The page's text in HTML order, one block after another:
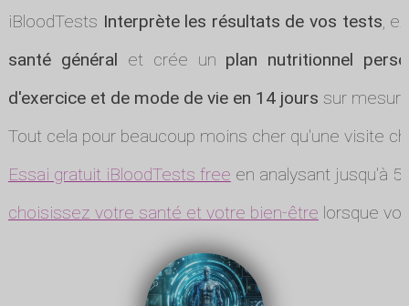
iBloodTests Interprète les résultats de vos tests,
santé général et crée un plan nutritionnel
d'exercice et de mode de vie en 14 jours sur
Tout cela pour beaucoup moins cher qu'une visite
Essai gratuit iBloodTests free en analysant jusqu'à
choisissez votre santé et votre bien-être lorsque